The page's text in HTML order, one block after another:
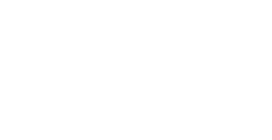
Richtung Thistlegorm und damit heißt es: